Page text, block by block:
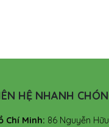
HỆ NHANH
Chí Minh: 86 Nguyễn